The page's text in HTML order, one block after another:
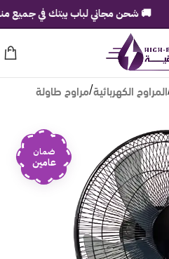
المراوح الكهربائية/مراوح طاولة
ضمان
عامين
🚚 شحن مجاني لباب بيتك في جميع مناطق